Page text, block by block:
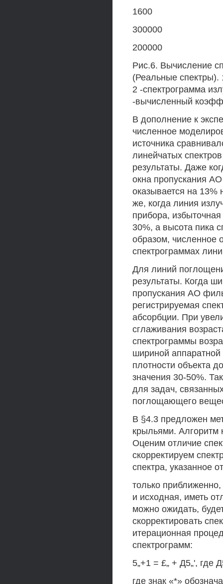
1600
300000
200000
Рис.6. Вычисление
(Реальные спектры).
2 -спектрограмма
-вычисленный
В дополнение к
численное
источника
линейчатых
результаты. Даже
окна пропускания
оказывается на
же, когда линия
прибора,
30%, а высота пика
образом, численное
спектрограммах
Для линий
результаты. Когда
пропускания АО
регистрируемая
абсорбции. При
сглаживания
спектрограммы
шириной
плотности объекта
значения 30-50%.
для задач,
поглощающего
В §4.3 предложен
крыльями. Алгоритм
Оценим отличие
скорректируем
спектра, указанное
только приближенно,
и исходная, иметь
можно ожидать,
скорректировать
итерационная
спектрограмм:
5„+1 = £„ + Д5„', где
где знак «*»